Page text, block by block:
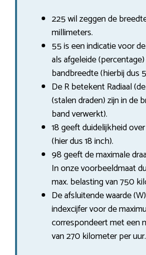
225 wil zeggen de
millimeters.
55 is een indicatie voor
als afgeleide
bandbreedte (hierbij dus
De R betekent Radiaal
(stalen draden) zijn in de
band verwerkt).
18 geeft duidelijkheid
(hier dus 18 inch).
98 geeft de maximale
In onze voorbeeldmaat
max. belasting van 750
De afsluitende waarde
indexcijfer voor de
correspondeert met een
van 270 kilometer per uur.